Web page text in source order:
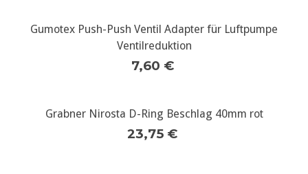
Gumotex Push-Push Ventil Adapter für Luftpumpe
Ventilreduktion
7,60 €
Grabner Nirosta D-Ring Beschlag 40mm rot
23,75 €